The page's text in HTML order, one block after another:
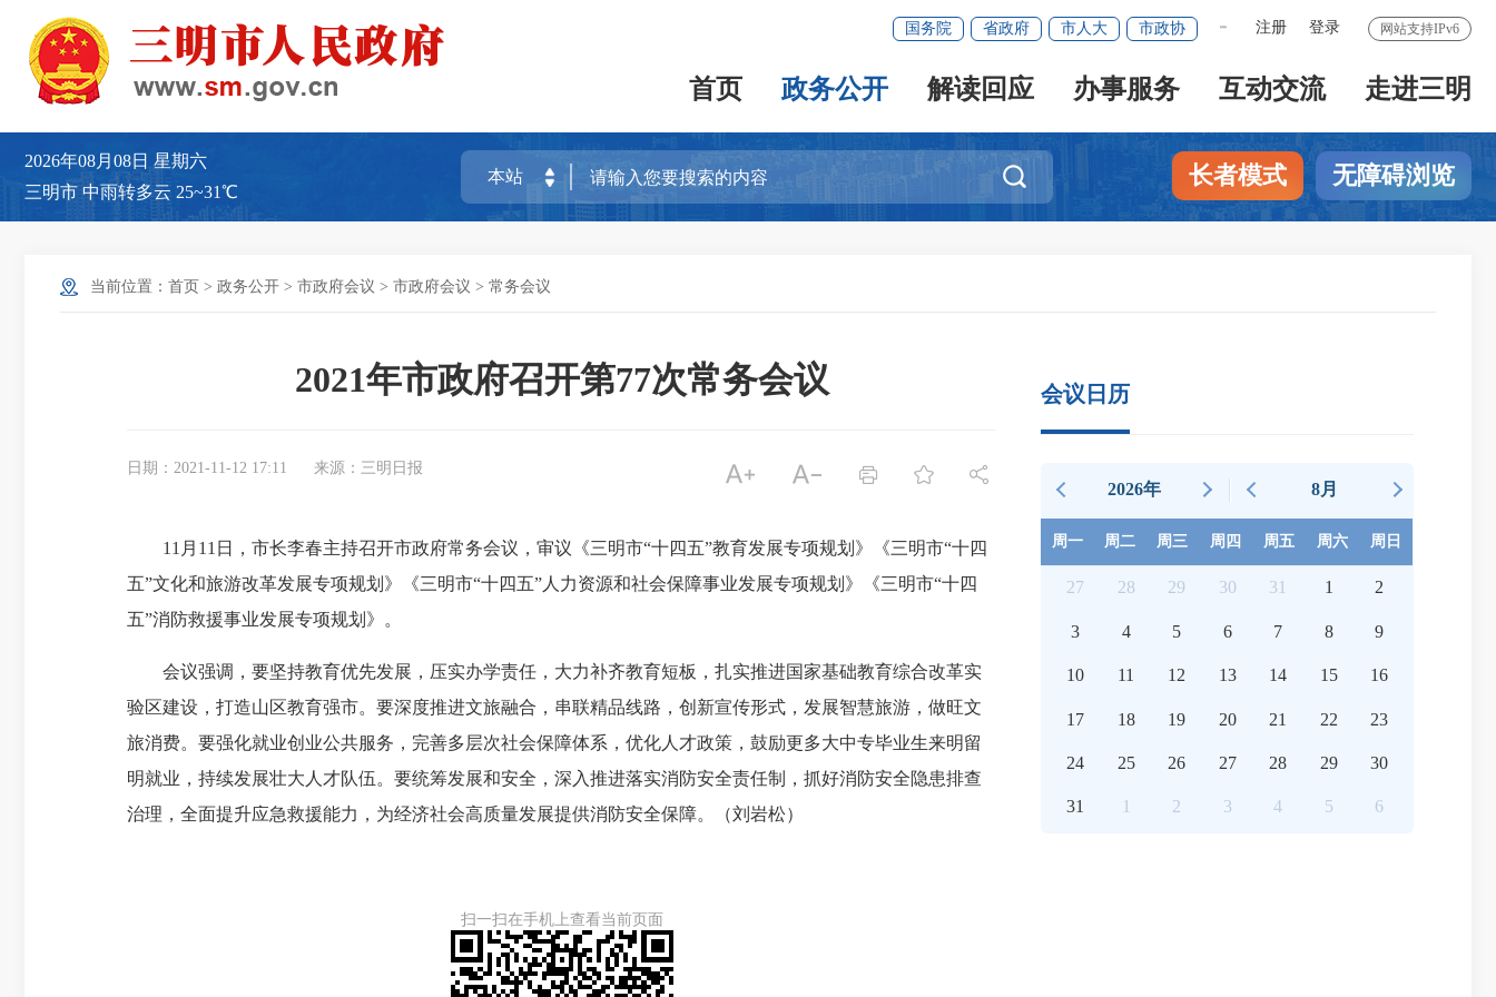
网站支持IPv6
注册 登录
国务院 省政府 市人大 市政协
首页 政务公开 解读回应 办事服务 互动交流 走进三明
2026年08月08日 星期六
三明市中雨转多云 25~31℃
 长者模式 无障碍浏览
当前位置： 首页 > 政务公开 > 市政府会议 > 市政府会议 > 常务会议
2021年市政府召开第77次常务会议
日期：2021-11-12 17:11 来源：三明日报     
11月11日，市长李春主持召开市政府常务会议，审议《三明市“十四五”教育发展专项规划》《三明市“十四
五”文化和旅游改革发展专项规划》《三明市“十四五”人力资源和社会保障事业发展专项规划》《三明市“十四
五”消防救援事业发展专项规划》。
会议强调，要坚持教育优先发展，压实办学责任，大力补齐教育短板，扎实推进国家基础教育综合改革实
验区建设，打造山区教育强市。要深度推进文旅融合，串联精品线路，创新宣传形式，发展智慧旅游，做旺文
旅消费。要强化就业创业公共服务，完善多层次社会保障体系，优化人才政策，鼓励更多大中专毕业生来明留
明就业，持续发展壮大人才队伍。要统筹发展和安全，深入推进落实消防安全责任制，抓好消防安全隐患排查
治理，全面提升应急救援能力，为经济社会高质量发展提供消防安全保障。（刘岩松）
扫一扫在手机上查看当前页面
会议日历
2026年 8月
周一 周二 周三 周四 周五 周六 周日
27 28 29 30 31 1 2
3 4 5 6 7 8 9
10 11 12 13 14 15 16
17 18 19 20 21 22 23
24 25 26 27 28 29 30
31 1 2 3 4 5 6